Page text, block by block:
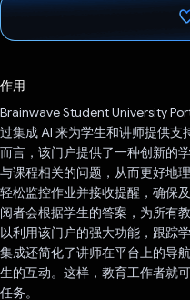
作用
Brainwave Student University
过集成 AI 来为学生和讲师提供
而言，该门户提供了一种创新的
与课程相关的问题，从而更好地
轻松监控作业并接收提醒，确保
阅者会根据学生的答案，为所有
以利用该门户的强大功能，跟踪
集成还简化了讲师在平台上的导
生的互动。这样，教育工作者就
任务。